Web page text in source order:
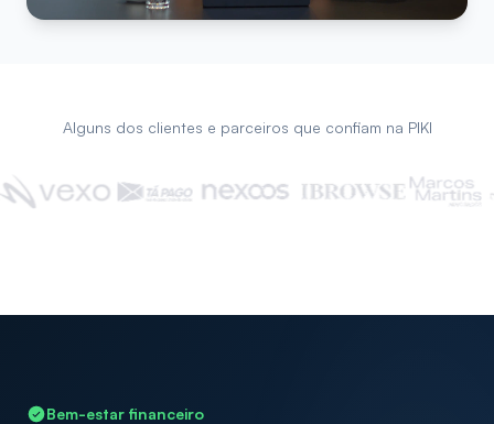
Alguns dos clientes e parceiros que confiam na PIKI
Bem-estar financeiro